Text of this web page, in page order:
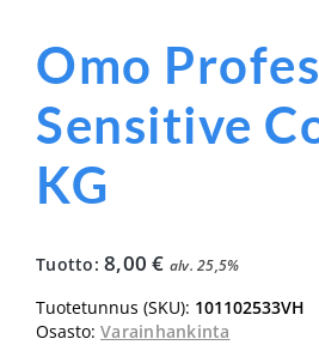
Omo
Sensitive
KG
Tuotto: 8,00€ alv. 25,5%
Tuotetunnus (SKU): 101102533VH
Osasto: Varainhankinta